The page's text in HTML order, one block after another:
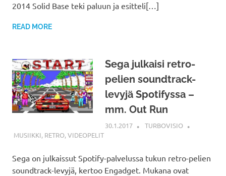
2014 Solid Base teki paluun ja esitteli[…]
READ MORE
Sega julkaisi retro-
pelien soundtrack-
levyjä Spotifyssa –
mm. Out Run
30.1.2017
TURBOVISIO
MUSIIKKI, RETRO,VIDEOPELIT
Sega on julkaissut Spotify-palvelussa tukun retro-pelien
soundtrack-levyjä, kertoo Engadget. Mukana ovat